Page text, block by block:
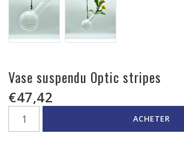
Vase suspendu Optic stripes
€47,42
ACHETER